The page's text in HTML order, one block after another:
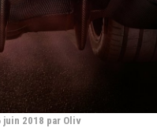
juin 2018 par Oliv